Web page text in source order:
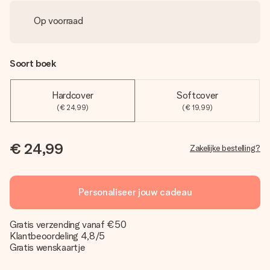
Op voorraad
Soort boek
Hardcover
(€ 24,99)
Softcover
(€ 19,99)
€ 24,99 Zakelijke bestelling?
Personaliseer jouw cadeau
Gratis verzending vanaf €50
Klantbeoordeling 4,8/5
Gratis wenskaartje